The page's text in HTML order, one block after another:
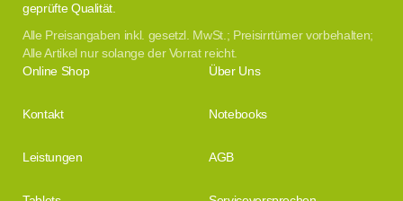
geprüfte Qualität.
Alle Preisangaben inkl. gesetzl. MwSt.; Preisirrtümer vorbehalten;
Alle Artikel nur solange der Vorrat reicht.
Online Shop Über Uns
Kontakt Notebooks
Leistungen AGB